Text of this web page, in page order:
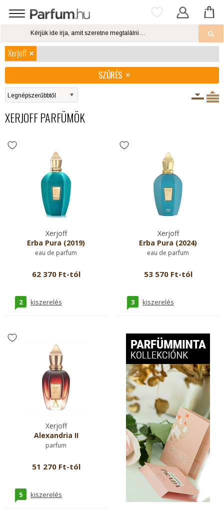
Xerjoff
SZŰRÉS
XERJOFF PARFÜMÖK
Xerjoff
Erba Pura (2019)
eau de parfum
62 370 Ft-tól
2 kiszerelés
Xerjoff
Erba Pura (2024)
eau de parfum
53 570 Ft-tól
3 kiszerelés
Xerjoff
Alexandria II
parfum
51 270 Ft-tól
5 kiszerelés